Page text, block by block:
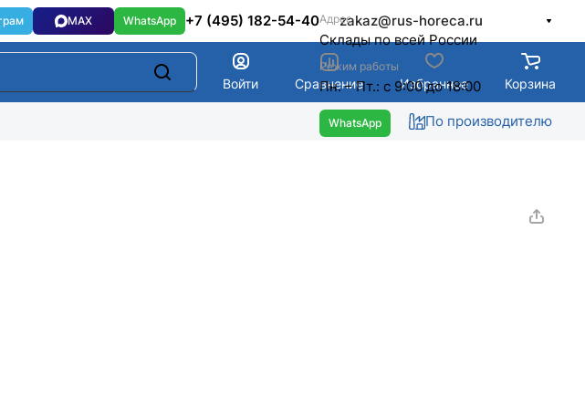
zakaz@rus-horeca.ru
+7 (495) 182-54-40Адрес
Cклады по всей России
Режим работы
Пн. – Пт.: с 9:00 до 18:00
Войти Сравнение Избранное Корзина
По производителю